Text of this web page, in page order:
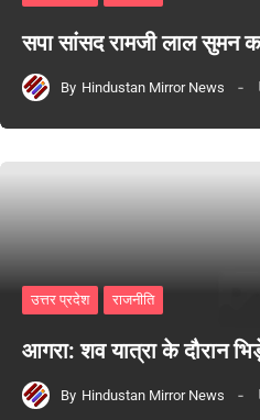
सपा सांसद रामजी लाल सुमन
By Hindustan Mirror News
उत्तर प्रदेश राजनीति
आगरा: शव यात्रा के दौरान
By Hindustan Mirror News